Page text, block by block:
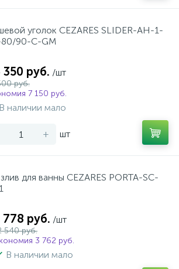
уголок CEZARES SLIDER-AH-1-
90-C-GM
350 руб. /шт
руб.
7 150 руб.
В наличии мало
+ шт
для ванны CEZARES PORTA-SC-
778 руб. /шт
540 руб.
3 762 руб.
В наличии мало